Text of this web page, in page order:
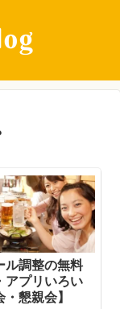
ル調整の無料
アプリいろい
懇親会】